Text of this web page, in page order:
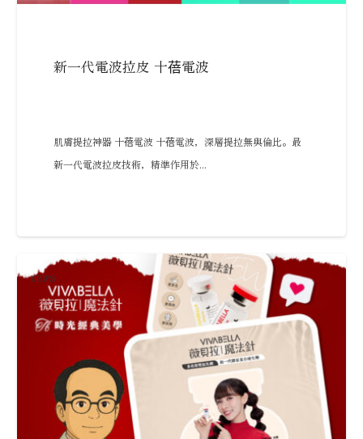
新一代電波拉皮 十蓓電波
肌膚提拉神器 十蓓電波 十蓓電波，深層提拉無與倫比。最
新一代電波拉皮技術，精準作用於...
NEWS